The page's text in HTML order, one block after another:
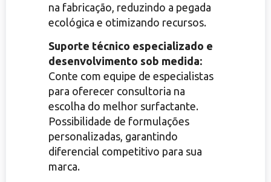
na fabricação, reduzindo a pegada
ecológica e otimizando recursos.
Suporte técnico especializado e
desenvolvimento sob medida:
Conte com equipe de especialistas
para oferecer consultoria na
escolha do melhor surfactante.
Possibilidade de formulações
personalizadas, garantindo
diferencial competitivo para sua
marca.